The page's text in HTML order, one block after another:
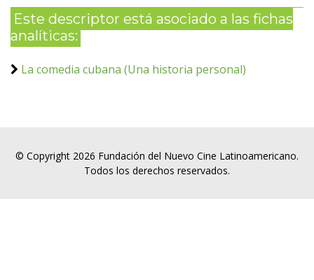
Este descriptor está asociado a las fichas
analíticas:
La comedia cubana (Una historia personal)
© Copyright 2026 Fundación del Nuevo Cine Latinoamericano.
Todos los derechos reservados.